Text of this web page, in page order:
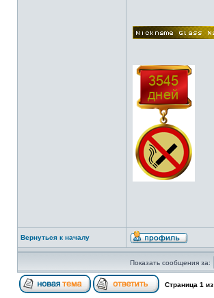
Вернуться к началу
Показать сообщения за:
Страница 1 из